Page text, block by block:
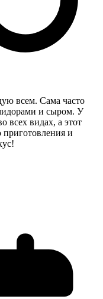
всем. Сама часто
и сыром. У
всех видах, а этот
приготовления и